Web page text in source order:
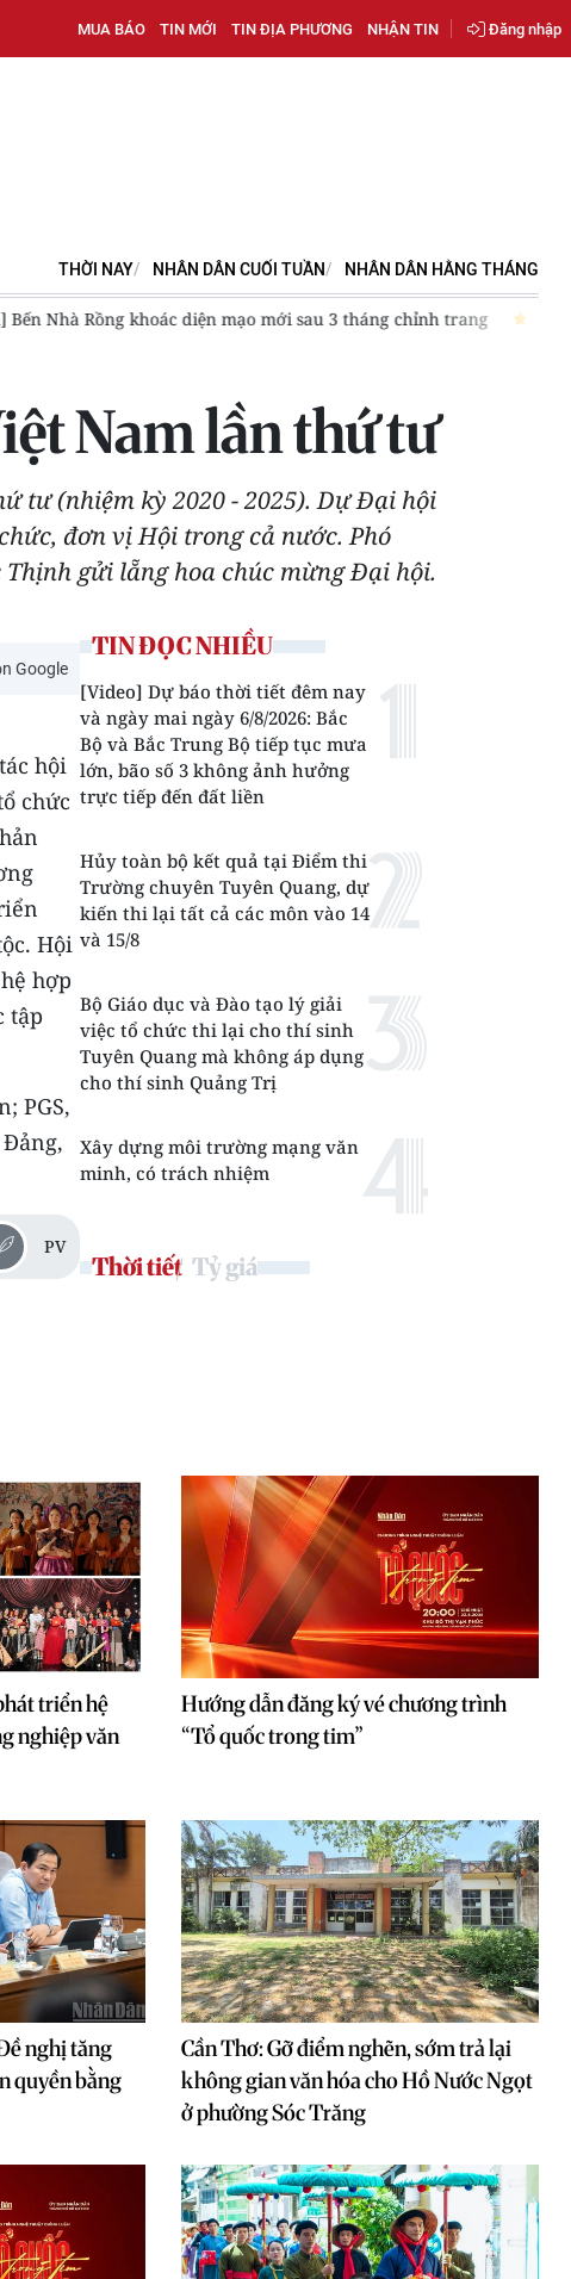
MUA BÁO TIN MỚI TIN ĐỊA PHƯƠNG NHẬN TIN Đăng nhập
THỜI NAY NHÂN DÂN CUỐI TUẦN NHÂN DÂN HẰNG THÁNG
trang Đề xuất nghỉ 4 ngày liên tục dịp Ngày Văn hóa Việt Nam
Nam lần thứ tư
tư (nhiệm kỳ 2020 - 2025). Dự Đại hội
đơn vị Hội trong cả nước. Phó
gửi lẵng hoa chúc mừng Đại hội.
Google
hội
chức
Hội
hợp
tập
PGS,
PV
TIN ĐỌC NHIỀU
[Video] Dự báo thời tiết đêm nay
và ngày mai ngày 6/8/2026: Bắc
Bộ và Bắc Trung Bộ tiếp tục mưa
lớn, bão số 3 không ảnh hưởng
trực tiếp đến đất liền
Hủy toàn bộ kết quả tại Điểm thi
Trường chuyên Tuyên Quang, dự
kiến thi lại tất cả các môn vào 14
và 15/8
Bộ Giáo dục và Đào tạo lý giải
việc tổ chức thi lại cho thí sinh
Tuyên Quang mà không áp dụng
cho thí sinh Quảng Trị
Xây dựng môi trường mạng văn
minh, có trách nhiệm
Thời tiết Tỷ giá
triển hệ
nghiệp văn
Hướng dẫn đăng ký vé chương trình
“Tổ quốc trong tim”
nghị tăng
quyền bằng
Cần Thơ: Gỡ điểm nghẽn, sớm trả lại
không gian văn hóa cho Hồ Nước Ngọt
ở phường Sóc Trăng